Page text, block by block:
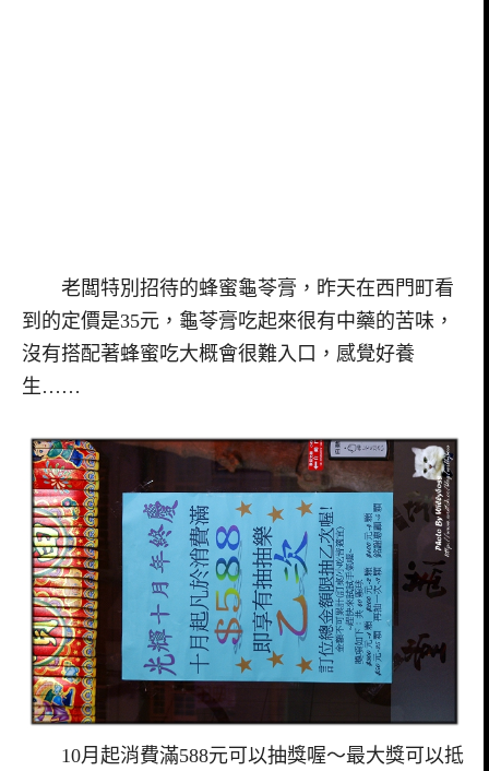
老闆特別招待的蜂蜜龜苓膏，昨天在西門町看
到的定價是35元，龜苓膏吃起來很有中藥的苦味，
沒有搭配著蜂蜜吃大概會很難入口，感覺好養
生……
10月起消費滿588元可以抽獎喔～最大獎可以抵